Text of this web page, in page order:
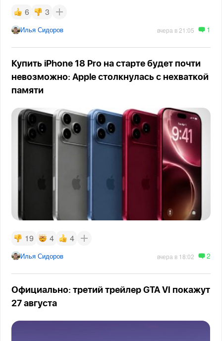
6 3
Илья Сидоров вчера в 21:05 1
Купить iPhone 18 Pro на старте будет почти
невозможно: Apple столкнулась с нехваткой
памяти
19 4 4
Илья Сидоров вчера в 18:02 2
Официально: третий трейлер GTA VI покажут
27 августа